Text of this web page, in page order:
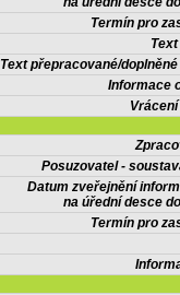
Termín pro
Text přepracované/
Informace
Posuzovatel -
Datum zveřejnění
na úřední desce
Termín pro